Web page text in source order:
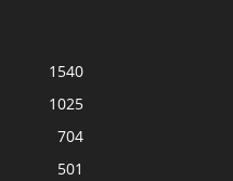
1540
1025
704
501